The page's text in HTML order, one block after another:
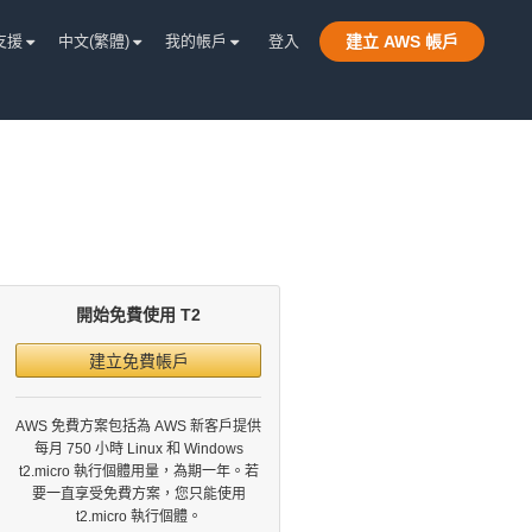
援 中文(繁體) 我的帳戶 登入 建立 AWS 帳戶
開始免費使用 T2
建立免費帳戶
AWS 免費方案包括為 AWS 新客戶提供
每月 750 小時 Linux 和 Windows
t2.micro 執行個體用量，為期一年。若
要一直享受免費方案，您只能使用
t2.micro 執行個體。